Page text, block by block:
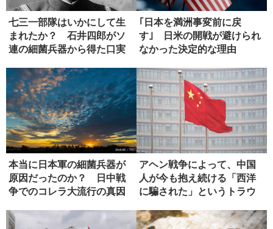
七三一部隊はいかにして生
まれたか？ 石井四郎がソ
連の細菌兵器から得た口実
｢日本を満洲事変前に戻
す｣ 日米の開戦が避けられ
なかった決定的な理由
本当に日本軍の細菌兵器が
原因だったのか？ 日中戦
争でのコレラ大流行の真因
アヘン戦争によって、中国
人が今も抱え続ける「西洋
に騙された」というトラウ